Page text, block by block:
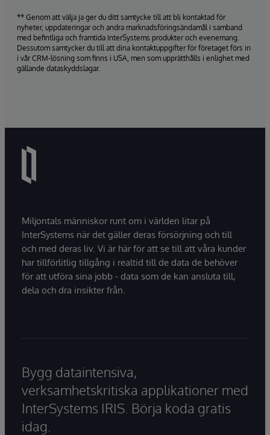
** Genom att välja ja ger du ditt samtycke till att bli kontaktad för
nyheter, uppdateringar och andra marknadsföringsändamål i samband
med befintliga och framtida InterSystems produkter och evenemang.
Dessutom samtycker du till att dina kontaktuppgifter för företaget förs in
i vår CRM-lösning som finns i USA, men som upprätthålls i enlighet med
gällande dataskyddslagar.
Miljontals människor runt om i världen litar på
InterSystems när det gäller deras försörjning och till
och med deras liv. Vi är här för att se till att våra kunder
har tillförlitlig tillgång i realtid till de data de behöver
för att utföra sina jobb - data som de kan ansluta till,
dela och dra insikter från.
Bygg dataintensiva,
verksamhetskritiska applikationer med
InterSystems IRIS. Börja koda gratis
idag.